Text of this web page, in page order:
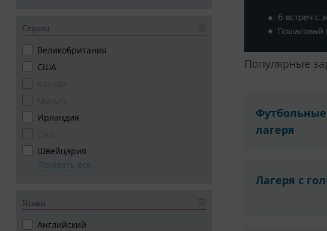
Популярные
Футбольные
лагеря
Лагеря с
Страны
Великобритания
США
Ирландия
Швейцария
Показать все
Языки
Английский